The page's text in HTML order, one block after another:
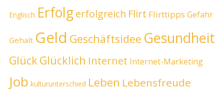
Englisch Erfolgerfolgreich Flirt Flirttipps Gefahr
Gehalt Geld Geschäftsidee Gesundheit
Glück Glücklich Internet Internet-Marketing
Job kulturunterschied Leben Lebensfreude